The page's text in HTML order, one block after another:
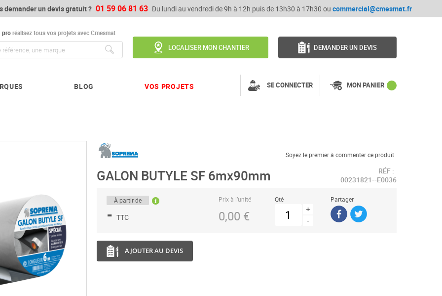
demander un devis gratuit ? 01 59 06 81 63 Du lundi au vendredi de 9h à 12h puis de 13h30 à 17h30 ou commercial@cmesmat.fr
proréalisez tous vos projets avec Cmesmat
LOCALISER MON CHANTIER DEMANDER UN DEVIS
BLOG VOS PROJETS SE CONNECTER MON PANIER
Soyez le premier à commenter ce produit
GALON BUTYLE SF 6mx90mm
RÉF :
00231821--E0036
À partir de
- TTC
Prix à l’unité
0,00 €
Qté
+
-
Partager
AJOUTER AU DEVIS